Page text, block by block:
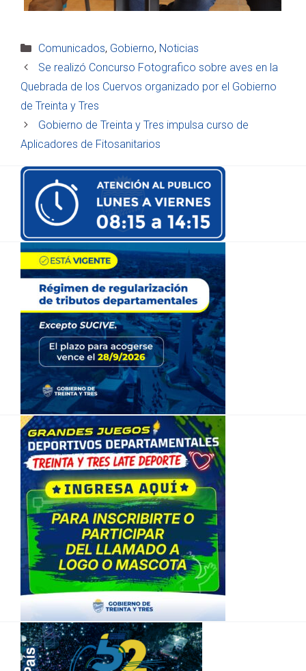
Categorías
Comunicados, Gobierno, Noticias
Se realizó Concurso Fotografico sobre aves en la
Quebrada de los Cuervos organizado por el Gobierno
de Treinta y Tres
Gobierno de Treinta y Tres impulsa curso de
Aplicadores de Fitosanitarios